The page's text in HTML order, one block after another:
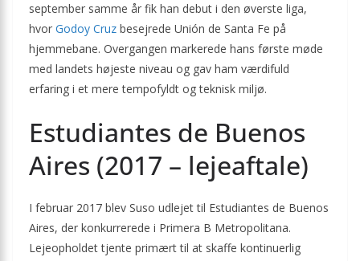
september samme år fik han debut i den øverste liga,
hvor Godoy Cruz besejrede Unión de Santa Fe på
hjemmebane. Overgangen markerede hans første møde
med landets højeste niveau og gav ham værdifuld
erfaring i et mere tempofyldt og teknisk miljø.
Estudiantes de Buenos
Aires (2017 – lejeaftale)
I februar 2017 blev Suso udlejet til Estudiantes de Buenos
Aires, der konkurrerede i Primera B Metropolitana.
Lejeopholdet tjente primært til at skaffe kontinuerlig